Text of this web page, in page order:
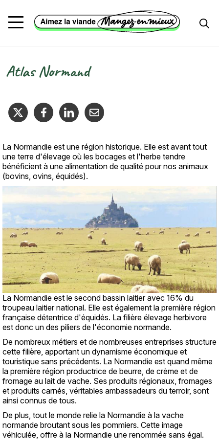
Fil d'Ariane
Atlas Normand
Texte
La Normandie est une région historique. Elle est avant tout
une terre d'élevage où les bocages et l'herbe tendre
bénéficient à une alimentation de qualité pour nos animaux
(bovins, ovins, équidés).
La Normandie est le second bassin laitier avec 16% du
troupeau laitier national. Elle est également la première région
française détentrice d'équidés. La filière élevage herbivore
est donc un des piliers de l'économie normande.
De nombreux métiers et de nombreuses entreprises structure
cette filière, apportant un dynamisme économique et
touristique sans précédents. La Normandie est quand même
la première région productrice de beurre, de crème et de
fromage au lait de vache. Ses produits régionaux, fromages
et produits carnés, véritables ambassadeurs du terroir, sont
ainsi connus de tous.
De plus, tout le monde relie la Normandie à la vache
normande broutant sous les pommiers. Cette image
véhiculée, offre à la Normandie une renommée sans égal.